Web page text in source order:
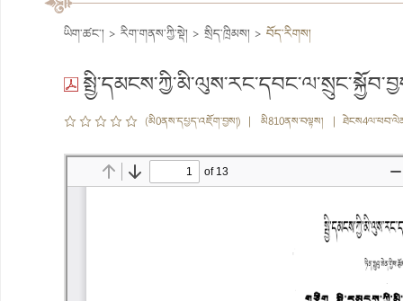
ཡིག་ཚང་། > རིག་གནས་ཀྱི་སྡེ། > སྲིད་ཁྲིམས། > བོད་རིགས།
(མི0ནས་དཔྱད་འཇོག་བྱས།) | མི810ནས་བལྟས། |